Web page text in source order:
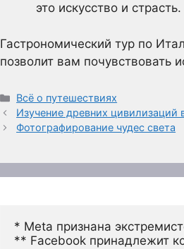
это искусство и страсть.
Гастрономический тур по
позволит вам почувствовать
Рубрики
Всё о путешествиях
Изучение древних цивилизаций
Фотографирование чудес света
* Meta признана
** Facebook принадлежит